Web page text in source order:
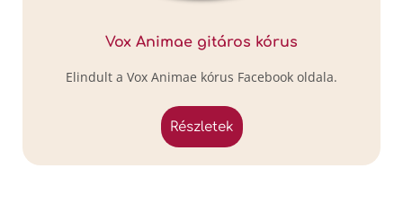
Vox Animae gitáros kórus
Elindult a Vox Animae kórus Facebook oldala.
részletek